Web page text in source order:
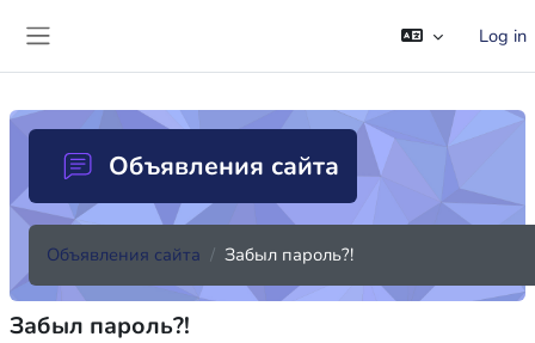
Log in
Объявления сайта
Объявления сайта Забыл пароль?!
Забыл пароль?!